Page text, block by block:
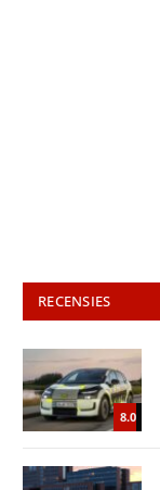
RECENSIES
8.0